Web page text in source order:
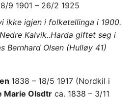
9 1901 – 26/2 1925
ikke igjen i folketellinga i 1900.
Kalvik..Harda giftet seg i
Bernhard Olsen (Hulløy 41)
1838 – 18/5 1917 (Nordkil i
Marie Olsdtr ca. 1838 – 3/11